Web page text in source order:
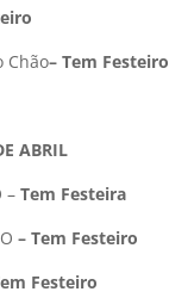
Chão– Tem Festeiro
ABRIL
– Tem Festeira
– Tem Festeiro
Festeiro